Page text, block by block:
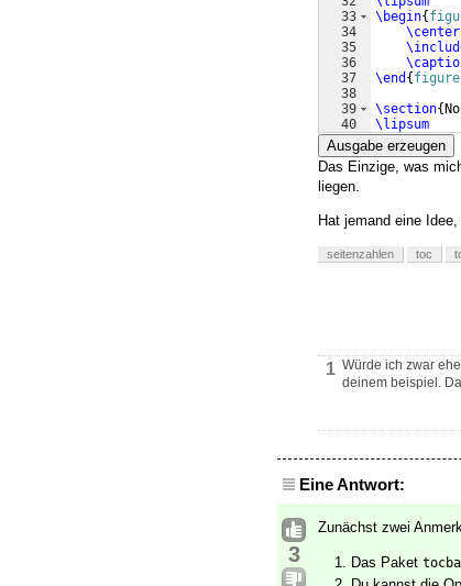
33
34
35
36
37
38
39
40
41
\begin{
\end { figure
\section{
\lipsum
Ausgabe erzeugen
Das Einzige, was
liegen.
Hat jemand eine
seitenzahlen toc
1 Würde ich zwar
deinem beispiel.
Eine Antwort:
3
Zunächst zwei
Das Paket